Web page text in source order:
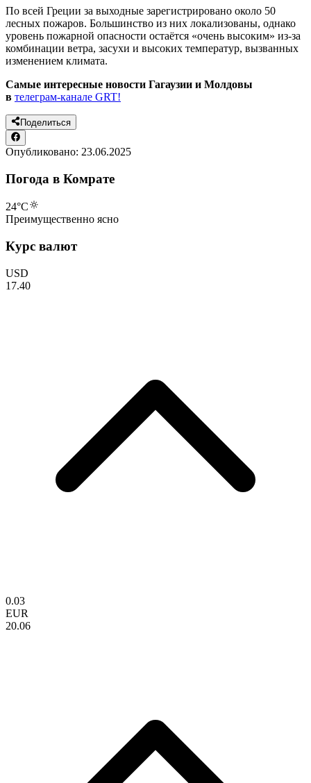
По всей Греции за выходные зарегистрировано около 50
лесных пожаров. Большинство из них локализованы, однако
уровень пожарной опасности остаётся «очень высоким» из-за
комбинации ветра, засухи и высоких температур, вызванных
изменением климата.
Самые интересные новости Гагаузии и Молдовы
в телеграм-канале GRT!
Поделиться
Опубликовано: 23.06.2025
Погода в Комрате
24°C
Преимущественно ясно
Курс валют
USD
17.40
0.03
EUR
20.06